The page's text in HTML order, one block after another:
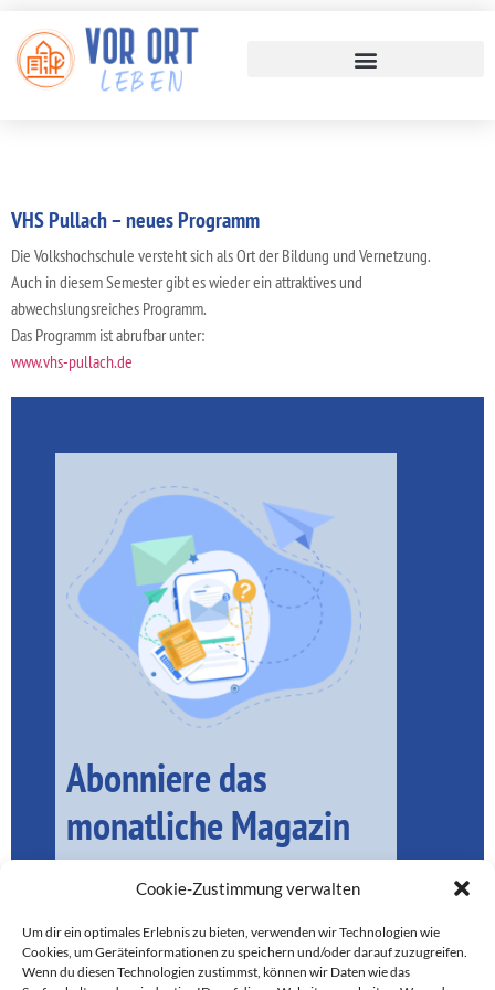
Cookie-Zustimmung verwalten
Um dir ein optimales Erlebnis zu bieten, verwenden wir Technologien wie
Cookies, um Geräteinformationen zu speichern und/oder darauf zuzugreifen.
Wenn du diesen Technologien zustimmst, können wir Daten wie das
VHS Pullach – neues Programm
Die Volkshochschule versteht sich als Ort der Bildung und Vernetzung.
Auch in diesem Semester gibt es wieder ein attraktives und
abwechslungsreiches Programm.
Das Programm ist abrufbar unter:
www.vhs-pullach.de
Abonniere das
monatliche Magazin